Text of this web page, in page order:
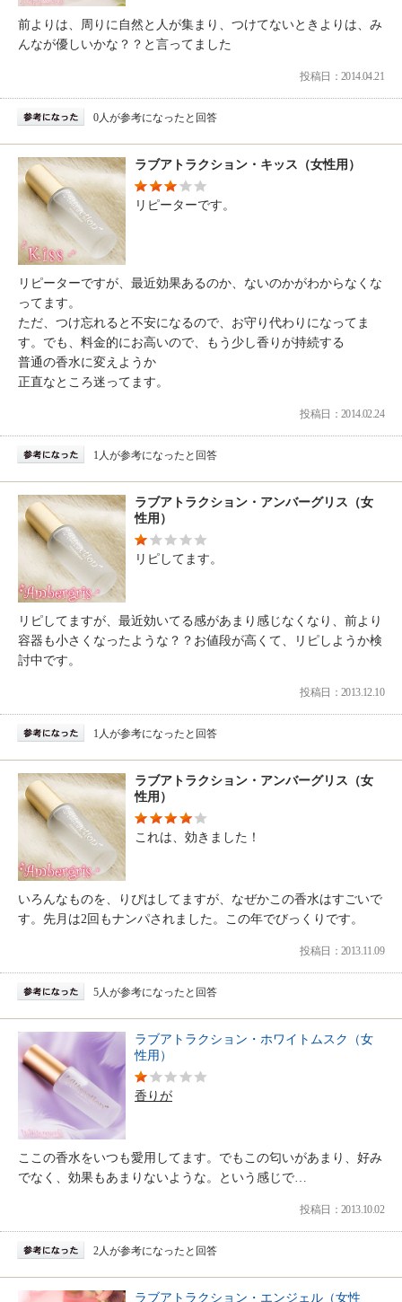
前よりは、周りに自然と人が集まり、つけてないときよりは、み
んなが優しいかな？？と言ってました
投稿日：2014.04.21
0人が参考になったと回答
ラブアトラクション・キッス（女性用）
リピーターです。
リピーターですが、最近効果あるのか、ないのかがわからなくな
ってます。
ただ、つけ忘れると不安になるので、お守り代わりになってま
す。でも、料金的にお高いので、もう少し香りが持続する
普通の香水に変えようか
正直なところ迷ってます。
投稿日：2014.02.24
1人が参考になったと回答
ラブアトラクション・アンバーグリス（女
性用）
リピしてます。
リピしてますが、最近効いてる感があまり感じなくなり、前より
容器も小さくなったような？？お値段が高くて、リピしようか検
討中です。
投稿日：2013.12.10
1人が参考になったと回答
ラブアトラクション・アンバーグリス（女
性用）
これは、効きました！
いろんなものを、りぴはしてますが、なぜかこの香水はすごいで
す。先月は2回もナンパされました。この年でびっくりです。
投稿日：2013.11.09
5人が参考になったと回答
ラブアトラクション・ホワイトムスク（女
性用）
香りが
ここの香水をいつも愛用してます。でもこの匂いがあまり、好み
でなく、効果もあまりないような。という感じで…
投稿日：2013.10.02
2人が参考になったと回答
ラブアトラクション・エンジェル（女性